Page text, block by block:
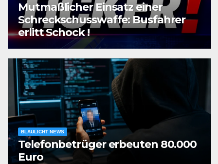
Mutmaßlicher Einsatz einer
Schreckschusswaffe: Busfahrer
erlitt Schock !
BLAULICHT NEWS
Telefonbetrüger erbeuten 80.000
Euro